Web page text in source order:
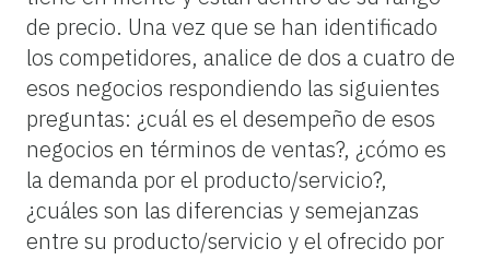
de precio. Una vez que se han identificado
los competidores, analice de dos a cuatro de
esos negocios respondiendo las siguientes
preguntas: ¿cuál es el desempeño de esos
negocios en términos de ventas?, ¿cómo es
la demanda por el producto/servicio?,
¿cuáles son las diferencias y semejanzas
entre su producto/servicio y el ofrecido por